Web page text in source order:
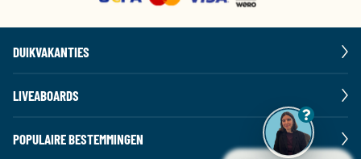
DUIKVAKANTIES
LIVEABOARDS
POPULAIRE BESTEMMINGEN